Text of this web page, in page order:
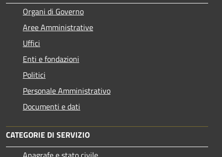
Organi di Governo
Aree Amministrative
Uffici
Enti e fondazioni
Politici
Personale Amministrativo
Documenti e dati
CATEGORIE DI SERVIZIO